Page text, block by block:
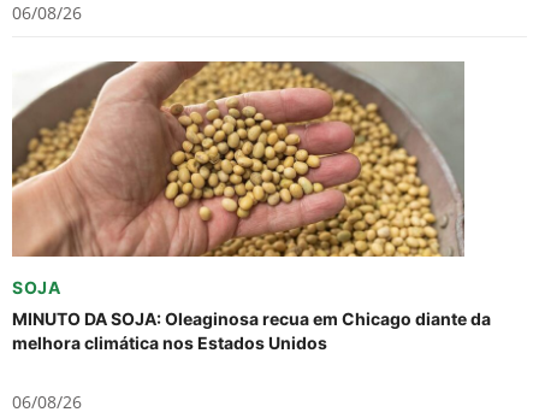
06/08/26
SOJA
MINUTO DA SOJA: Oleaginosa recua em Chicago diante da
melhora climática nos Estados Unidos
06/08/26